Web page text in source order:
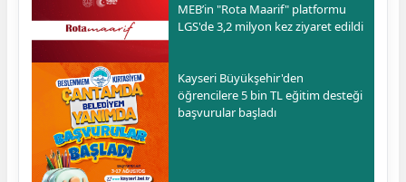
MEB’in "Rota Maarif" platformu
LGS'de 3,2 milyon kez ziyaret edildi
Kayseri Büyükşehir'den
öğrencilere 5 bin TL eğitim desteği
başvurular başladı